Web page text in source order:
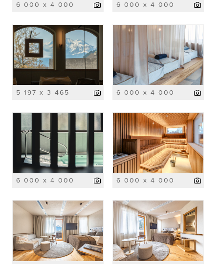
6 000 x 4 000 6 000 x 4 000
5 197 x 3 465 6 000 x 4 000
6 000 x 4 000 6 000 x 4 000